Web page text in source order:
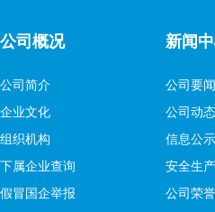
公司概况
公司简介
企业文化
组织机构
下属企业查询
假冒国企举报
新闻
公司要闻
公司动态
信息公示
安全生产
公司荣誉